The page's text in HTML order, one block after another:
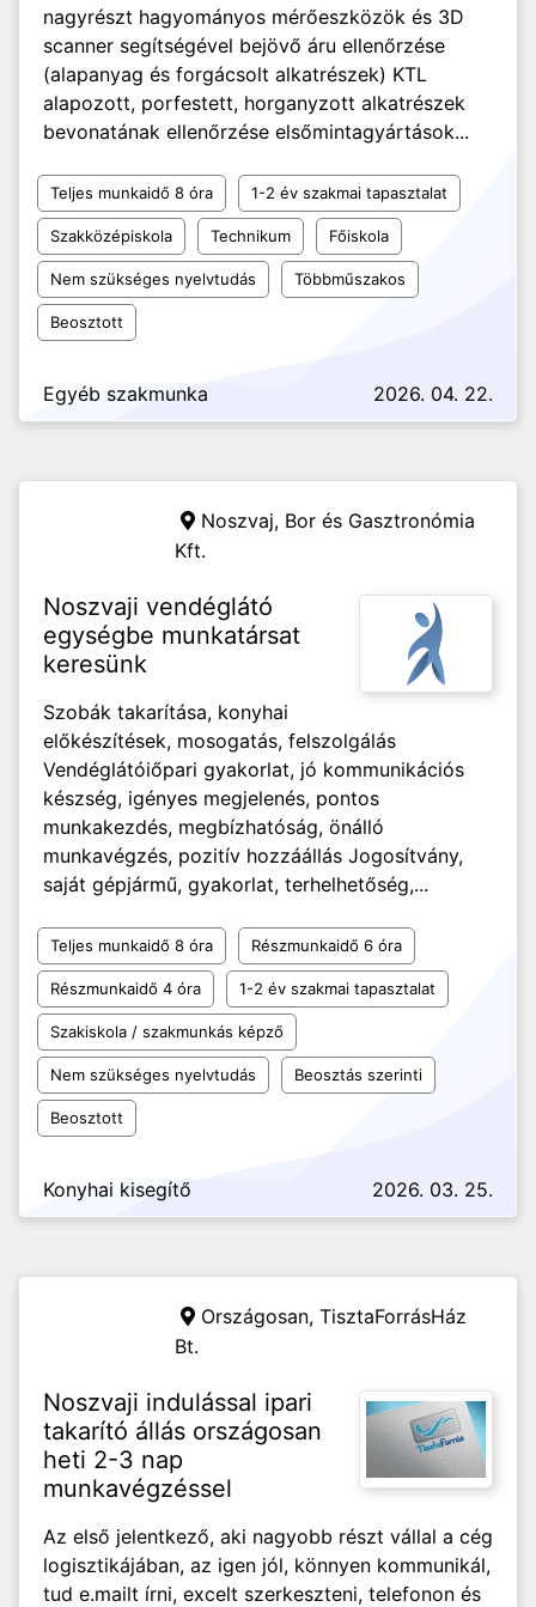
nagyrészt hagyományos mérőeszközök és 3D
scanner segítségével bejövő áru ellenőrzése
(alapanyag és forgácsolt alkatrészek) KTL
alapozott, porfestett, horganyzott alkatrészek
bevonatának ellenőrzése elsőmintagyártások...
Teljes munkaidő 8 óra 1-2 év szakmai tapasztalat
Szakközépiskola Technikum Főiskola
Nem szükséges nyelvtudás Többműszakos
Beosztott
Egyéb szakmunka 2026. 04. 22.
Noszvaj, Bor és Gasztronómia
Kft.
Noszvaji vendéglátó
egységbe munkatársat
keresünk
Szobák takarítása, konyhai
előkészítések, mosogatás, felszolgálás
Vendéglátóiőpari gyakorlat, jó kommunikációs
készség, igényes megjelenés, pontos
munkakezdés, megbízhatóság, önálló
munkavégzés, pozitív hozzáállás Jogosítvány,
saját gépjármű, gyakorlat, terhelhetőség,...
Teljes munkaidő 8 óra Részmunkaidő 6 óra
Részmunkaidő 4 óra 1-2 év szakmai tapasztalat
Szakiskola / szakmunkás képző
Nem szükséges nyelvtudás Beosztás szerinti
Beosztott
Konyhai kisegítő 2026. 03. 25.
Országosan, TisztaForrásHáz
Bt.
Noszvaji indulással ipari
takarító állás országosan
heti 2-3 nap
munkavégzéssel
Az első jelentkező, aki nagyobb részt vállal a cég
logisztikájában, az igen jól, könnyen kommunikál,
tud e.mailt írni, excelt szerkeszteni, telefonon és